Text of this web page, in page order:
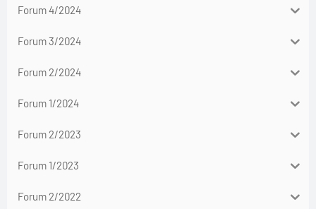
Forum 4/2024
Forum 3/2024
Forum 2/2024
Forum 1/2024
Forum 2/2023
Forum 1/2023
Forum 2/2022